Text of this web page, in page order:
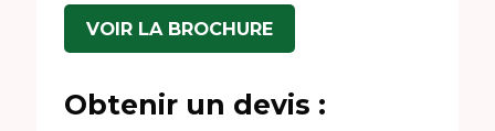
VOIR LA BROCHURE
Obtenir un devis :